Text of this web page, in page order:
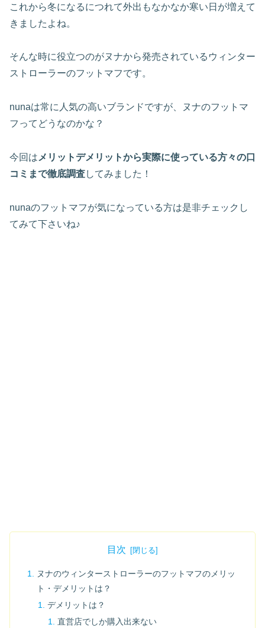
これから冬になるにつれて外出もなかなか寒い日が増えて
きましたよね。
そんな時に役立つのがヌナから発売されているウィンター
ストローラーのフットマフです。
nunaは常に人気の高いブランドですが、ヌナのフットマ
フってどうなのかな？
今回は メリットデメリットから実際に使っている方々の口
コミまで徹底調査してみました！
nunaのフットマフが気になっている方は是非チェックし
てみて下さいね♪
目次
ヌナのウィンターストローラーのフットマフのメリッ
ト・デメリットは？
デメリットは？
直営店でしか購入出来ない